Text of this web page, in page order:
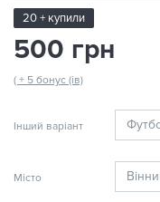
20 + купили
500 грн
( + 5 бонус (ів)
Інший варіант
Місто